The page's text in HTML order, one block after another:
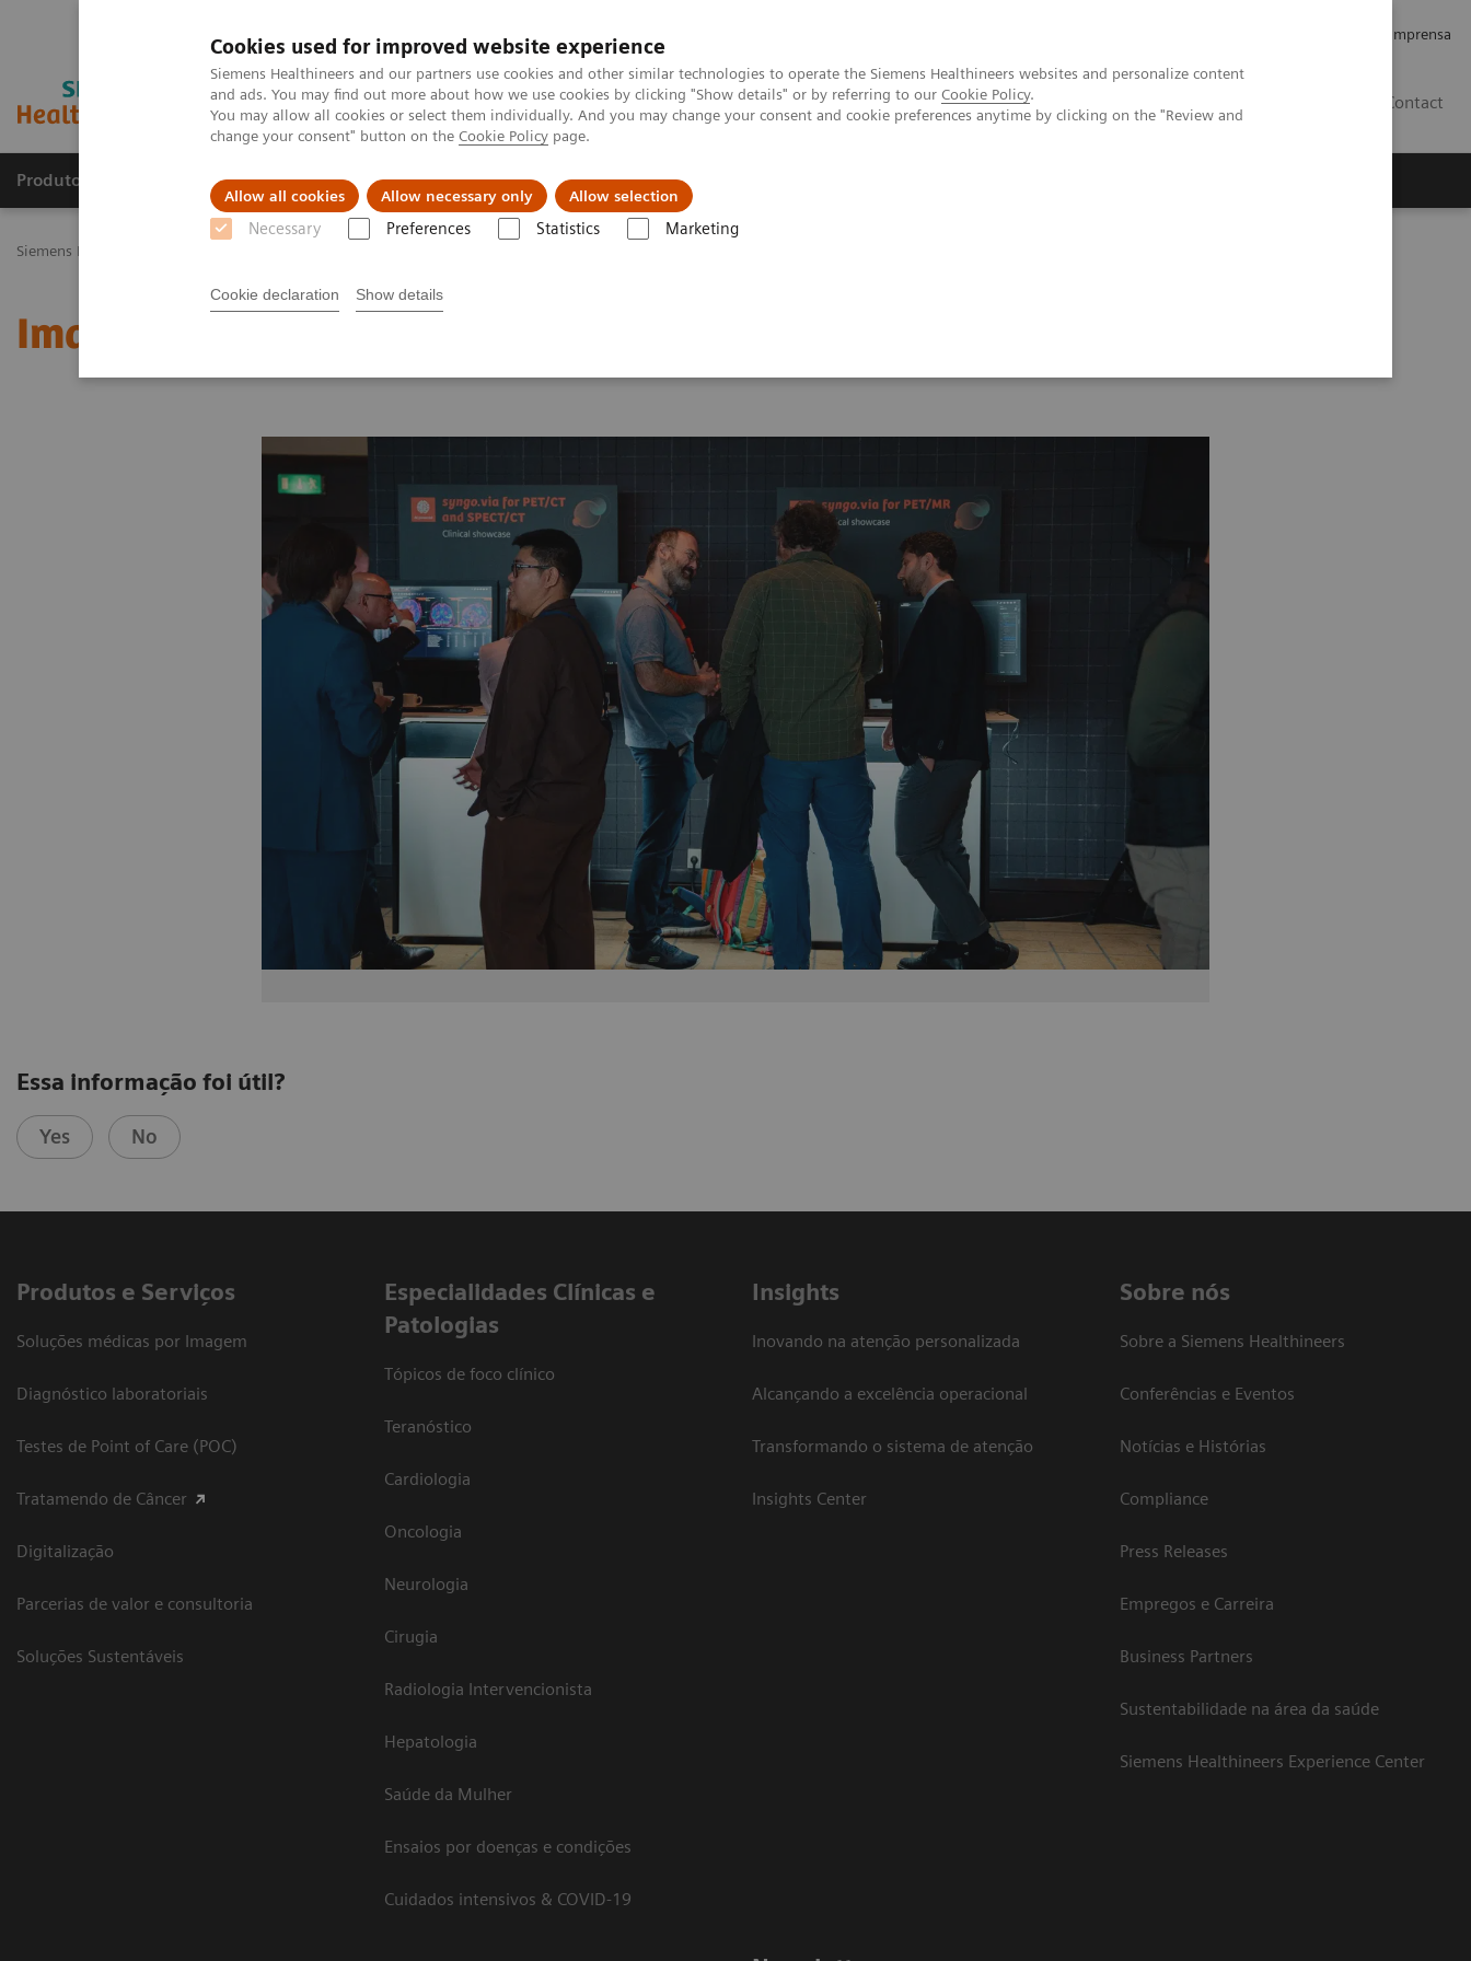
Cookies used for improved website experience
Siemens Healthineers and our partners use cookies and other similar technologies to operate the Siemens Healthineers websites and personalize content
and ads. You may find out more about how we use cookies by clicking "Show details" or by referring to our Cookie Policy.
You may allow all cookies or select them individually. And you may change your consent and cookie preferences anytime by clicking on the "Review and
change your consent" button on the Cookie Policy page.
Allow all cookies Allow necessary only Allow selection
Necessary Preferences Statistics Marketing
Cookie declaration Show details
Imprensa
Contact
Produtos e serviços Especialidades Clínicas e Patologias Serviços de pós-venda
Siemens Healthineers Brasil
Image 69
Essa informação foi útil?
Yes No
Produtos e Serviços
Soluções médicas por Imagem
Diagnóstico laboratoriais
Testes de Point of Care (POC)
Tratamendo de Câncer
Digitalização
Parcerias de valor e consultoria
Soluções Sustentáveis
​Especialidades Clínicas e
Patologias
Tópicos de foco clínico
Teranóstico
Cardiologia
Oncologia
Neurologia
Cirugia
Radiologia Intervencionista
Hepatologia
Saúde da Mulher
Ensaios por doenças e condições
Cuidados intensivos & COVID-19
Insights
Inovando na atenção personalizada
Alcançando a excelência operacional
Transformando o sistema de atenção
Insights Center
Sobre nós
Sobre a Siemens Healthineers
Conferências e Eventos
Notícias e Histórias
Compliance
Press Releases
Empregos e Carreira
Business Partners
Sustentabilidade na área da saúde
Siemens Healthineers Experience Center